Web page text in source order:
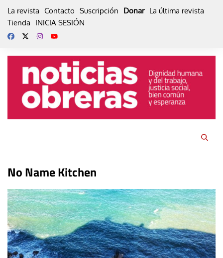
La revista Contacto Suscripción Donar La última revista
Tienda
INICIA SESIÓN
No Name Kitchen